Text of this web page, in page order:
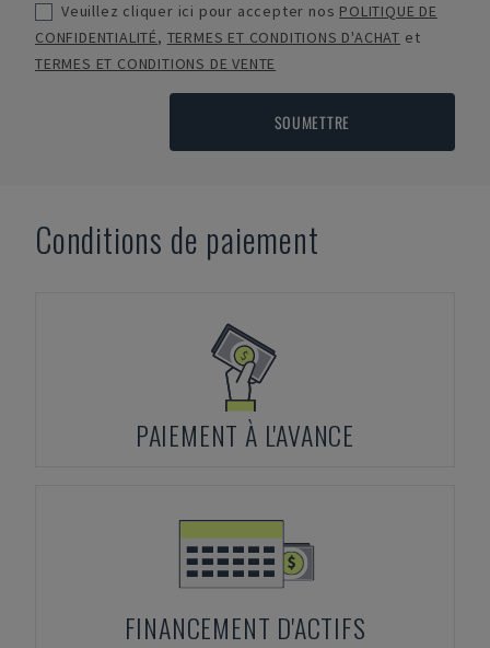
Veuillez cliquer ici pour accepter nos POLITIQUE DE
CONFIDENTIALITÉ, TERMES ET CONDITIONS D'ACHAT et
TERMES ET CONDITIONS DE VENTE
SOUMETTRE
Conditions de paiement
PAIEMENT À L'AVANCE
FINANCEMENT D'ACTIFS